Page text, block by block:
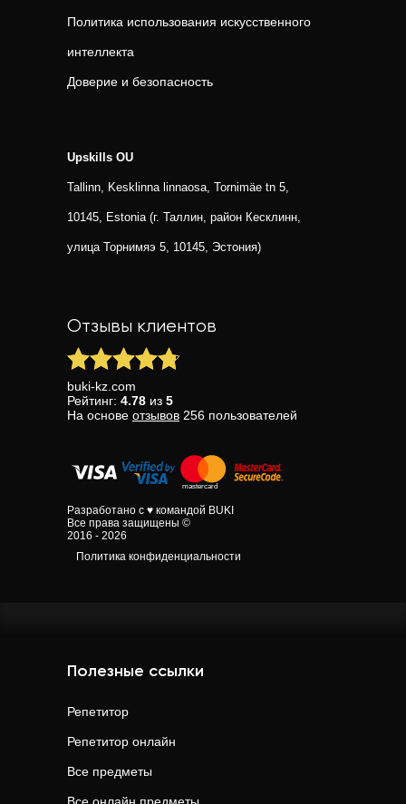
Политика использования искусственного
интеллекта
Доверие и безопасность
Upskills OU
Tallinn, Kesklinna linnaosa, Tornimäe tn 5,
10145, Estonia (г. Таллин, район Кесклинн,
улица Торнимяэ 5, 10145, Эстония)
Отзывы клиентов
buki-kz.com
Рейтинг: 4.78 из 5
На основе отзывов 256 пользователей
Разработано с ♥ командой BUKI
Все права защищены ©
2016 - 2026
Политика конфиденциальности
Полезные ссылки
Репетитор
Репетитор онлайн
Все предметы